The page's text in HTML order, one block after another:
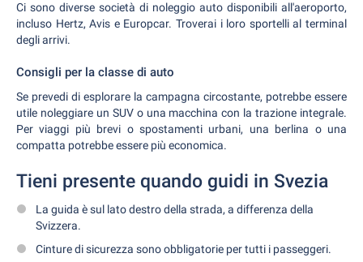
Ci sono diverse società di noleggio auto disponibili all'aeroporto,
incluso Hertz, Avis e Europcar. Troverai i loro sportelli al terminal
degli arrivi.
Consigli per la classe di auto
Se prevedi di esplorare la campagna circostante, potrebbe essere
utile noleggiare un SUV o una macchina con la trazione integrale.
Per viaggi più brevi o spostamenti urbani, una berlina o una
compatta potrebbe essere più economica.
Tieni presente quando guidi in Svezia
La guida è sul lato destro della strada, a differenza della
Svizzera.
Cinture di sicurezza sono obbligatorie per tutti i passeggeri.